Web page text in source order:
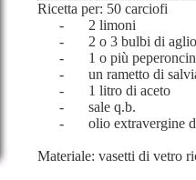
Ricetta per: 50 carciofi
-
2 limoni
-
2 o 3 bulbi di
-
1 o più
-
un rametto di
-
1 litro di aceto
-
sale q.b.
-
olio extravergine
Materiale: vasetti di vetro